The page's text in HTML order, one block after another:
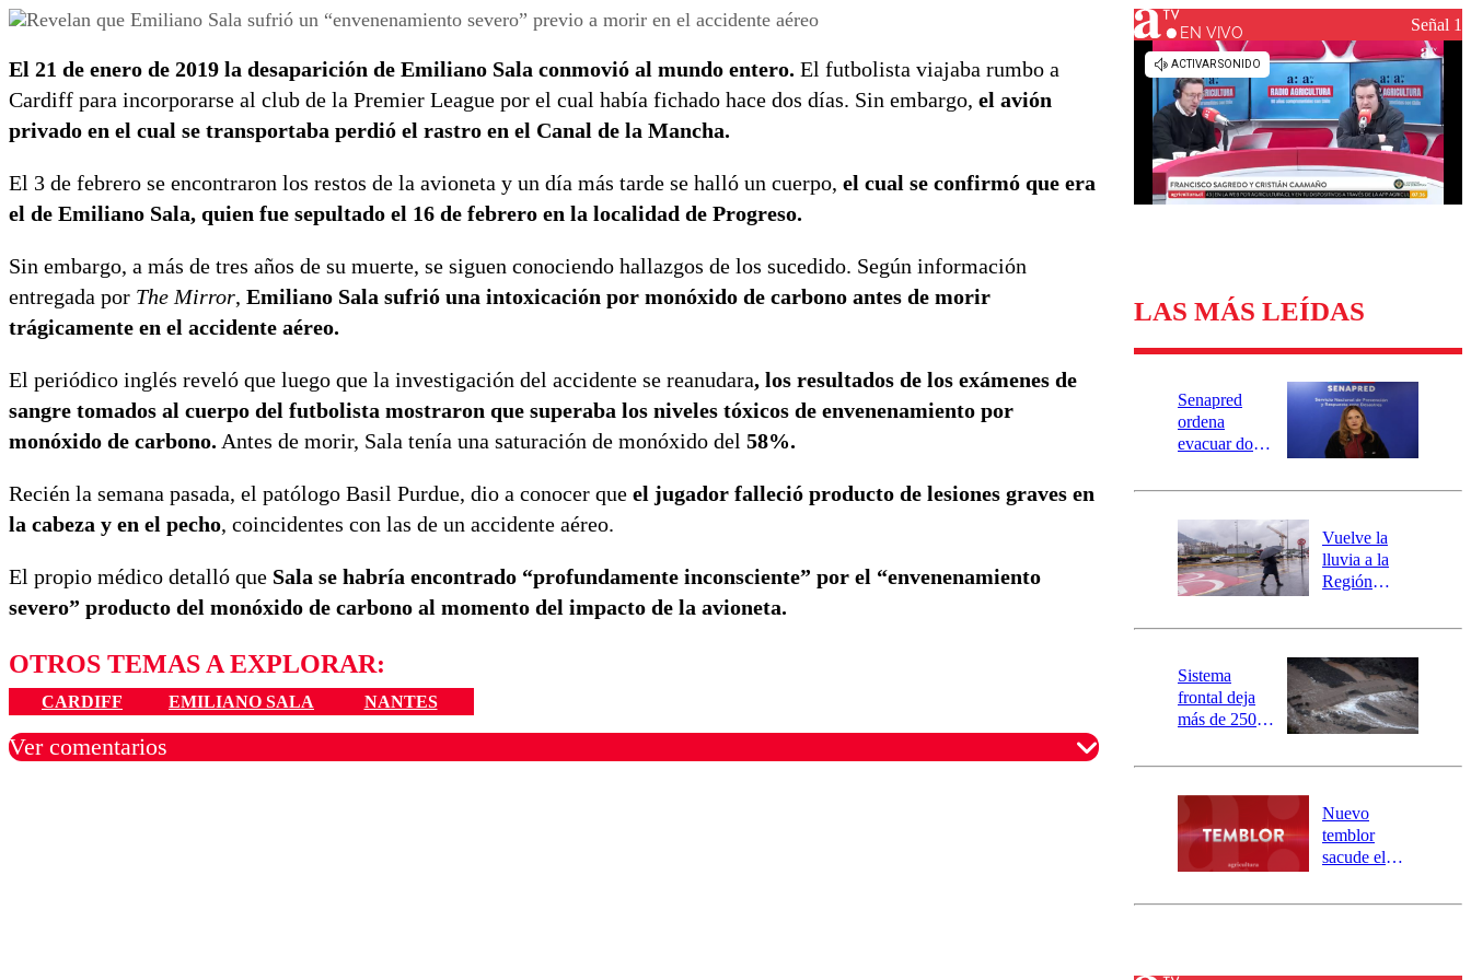
Universidad de Chile
Sustentabilidad
El 21 de enero de 2019 la desaparición de Emiliano Sala conmovió al mundo entero. El futbolista viajaba rumbo a
Cardiff para incorporarse al club de la Premier League por el cual había fichado hace dos días. Sin embargo, el avión
privado en el cual se transportaba perdió el rastro en el Canal de la Mancha.
El 3 de febrero se encontraron los restos de la avioneta y un día más tarde se halló un cuerpo, el cual se confirmó que era
el de Emiliano Sala, quien fue sepultado el 16 de febrero en la localidad de Progreso.
Sin embargo, a más de tres años de su muerte, se siguen conociendo hallazgos de los sucedido. Según información
entregada por The Mirror, Emiliano Sala sufrió una intoxicación por monóxido de carbono antes de morir
trágicamente en el accidente aéreo.
El periódico inglés reveló que luego que la investigación del accidente se reanudara, los resultados de los exámenes de
sangre tomados al cuerpo del futbolista mostraron que superaba los niveles tóxicos de envenenamiento por
monóxido de carbono. Antes de morir, Sala tenía una saturación de monóxido del 58%.
Recién la semana pasada, el patólogo Basil Purdue, dio a conocer que el jugador falleció producto de lesiones graves en
la cabeza y en el pecho, coincidentes con las de un accidente aéreo.
El propio médico detalló que Sala se habría encontrado “profundamente inconsciente” por el “envenenamiento
severo” producto del monóxido de carbono al momento del impacto de la avioneta.
OTROS TEMAS A EXPLORAR:
CARDIFF EMILIANO SALA NANTES
Ver comentarios
EN VIVO Señal 1
LAS MÁS LEÍDAS
Senapred
ordena
evacuar dos
Carahue por
río Damas:
activa
mensajería
SAE
Vuelve la
lluvia a la
Región
este es el
la DMC para
este viernes
Sistema
frontal deja
más de 250
y 317
aisladas entre
Valparaíso y
Los Ríos
Nuevo
temblor
sacude el
revisa la